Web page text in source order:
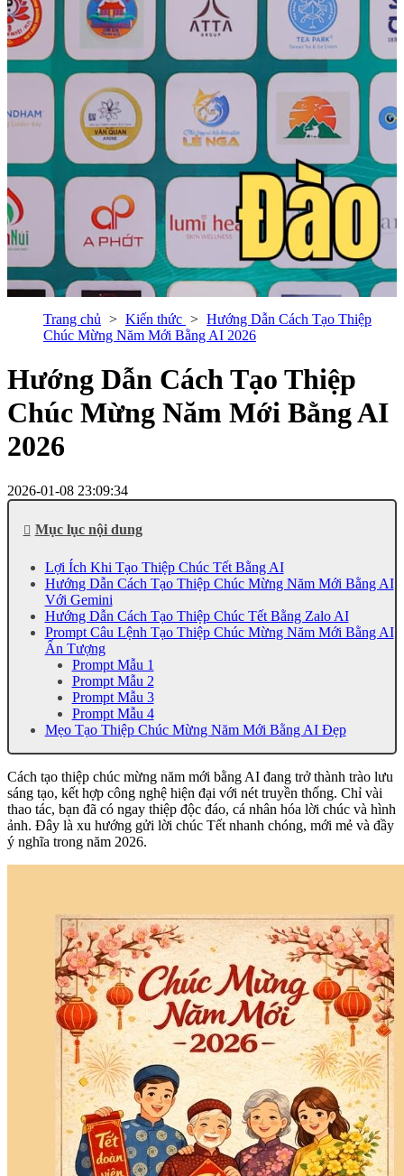
Trang chủ Kiến thức
Hướng Dẫn Cách Tạo Thiệp
Chúc Mừng Năm Mới Bằng AI 2026
Hướng Dẫn Cách Tạo Thiệp
Chúc Mừng Năm Mới Bằng AI
2026
2026-01-08 23:09:34
Mục lục nội dung
Lợi Ích Khi Tạo Thiệp Chúc Tết Bằng AI
Hướng Dẫn Cách Tạo Thiệp Chúc Mừng Năm Mới Bằng AI
Với Gemini
Hướng Dẫn Cách Tạo Thiệp Chúc Tết Bằng Zalo AI
Prompt Câu Lệnh Tạo Thiệp Chúc Mừng Năm Mới Bằng AI
Ấn Tượng
Prompt Mẫu 1
Prompt Mẫu 2
Prompt Mẫu 3
Prompt Mẫu 4
Mẹo Tạo Thiệp Chúc Mừng Năm Mới Bằng AI Đẹp
Cách tạo thiệp chúc mừng năm mới bằng AI đang trở thành trào lưu
sáng tạo, kết hợp công nghệ hiện đại với nét truyền thống. Chỉ vài
thao tác, bạn đã có ngay thiệp độc đáo, cá nhân hóa lời chúc và hình
ảnh. Đây là xu hướng gửi lời chúc Tết nhanh chóng, mới mẻ và đầy
ý nghĩa trong năm 2026.